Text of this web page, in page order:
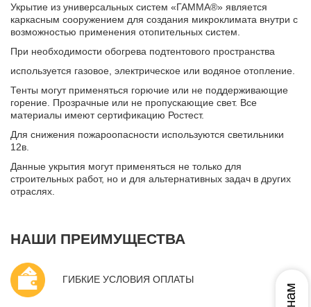
Укрытие из универсальных систем «ГАММА®» является
каркасным сооружением для создания микроклимата внутри с
возможностью применения отопительных систем.
При необходимости обогрева подтентового пространства
используется газовое, электрическое или водяное отопление.
Тенты могут применяться горючие или не поддерживающие
горение. Прозрачные или не пропускающие свет. Все
материалы имеют сертификацию Ростест.
Для снижения пожароопасности используются светильники
12в.
Данные укрытия могут применяться не только для
строительных работ, но и для альтернативных задач в других
отраслях.
НАШИ ПРЕИМУЩЕСТВА
ГИБКИЕ УСЛОВИЯ ОПЛАТЫ